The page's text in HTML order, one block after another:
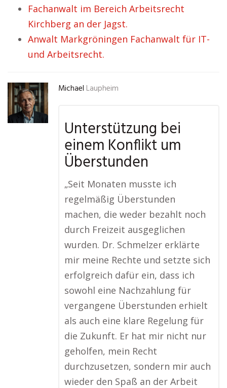
Fachanwalt im Bereich Arbeitsrecht
Kirchberg an der Jagst.
Anwalt Markgröningen Fachanwalt für IT-
und Arbeitsrecht.
Michael Laupheim
Unterstützung bei
einem Konflikt um
Überstunden
„Seit Monaten musste ich
regelmäßig Überstunden
machen, die weder bezahlt noch
durch Freizeit ausgeglichen
wurden. Dr. Schmelzer erklärte
mir meine Rechte und setzte sich
erfolgreich dafür ein, dass ich
sowohl eine Nachzahlung für
vergangene Überstunden erhielt
als auch eine klare Regelung für
die Zukunft. Er hat mir nicht nur
geholfen, mein Recht
durchzusetzen, sondern mir auch
wieder den Spaß an der Arbeit